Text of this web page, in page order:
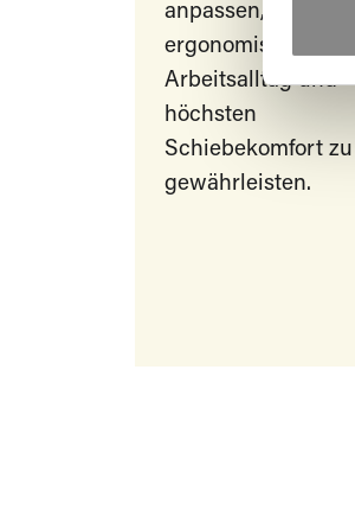
l
i
g
s
anpassen, um einen
ergonomischen
Arbeitsalltag und
höchsten
Schiebekomfort zu
gewährleisten.